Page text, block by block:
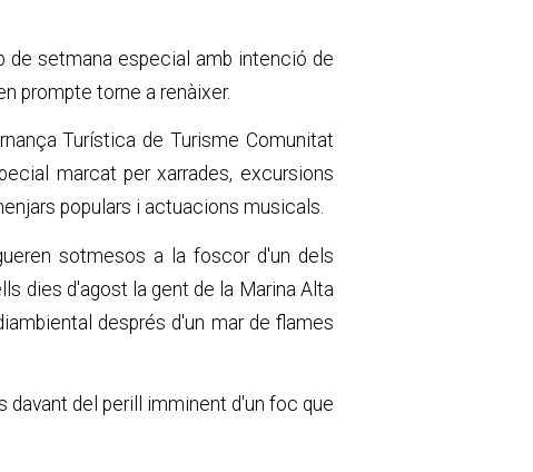
de setmana especial amb intenció de
prompte torne a renàixer.
Turística de Turisme Comunitat
marcat per xarrades, excursions
populars i actuacions musicals.
sotmesos a la foscor d'un dels
dies d'agost la gent de la Marina Alta
després d'un mar de flames
davant del perill imminent d'un foc que